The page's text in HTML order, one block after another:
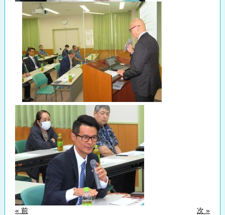
« 前 次 »